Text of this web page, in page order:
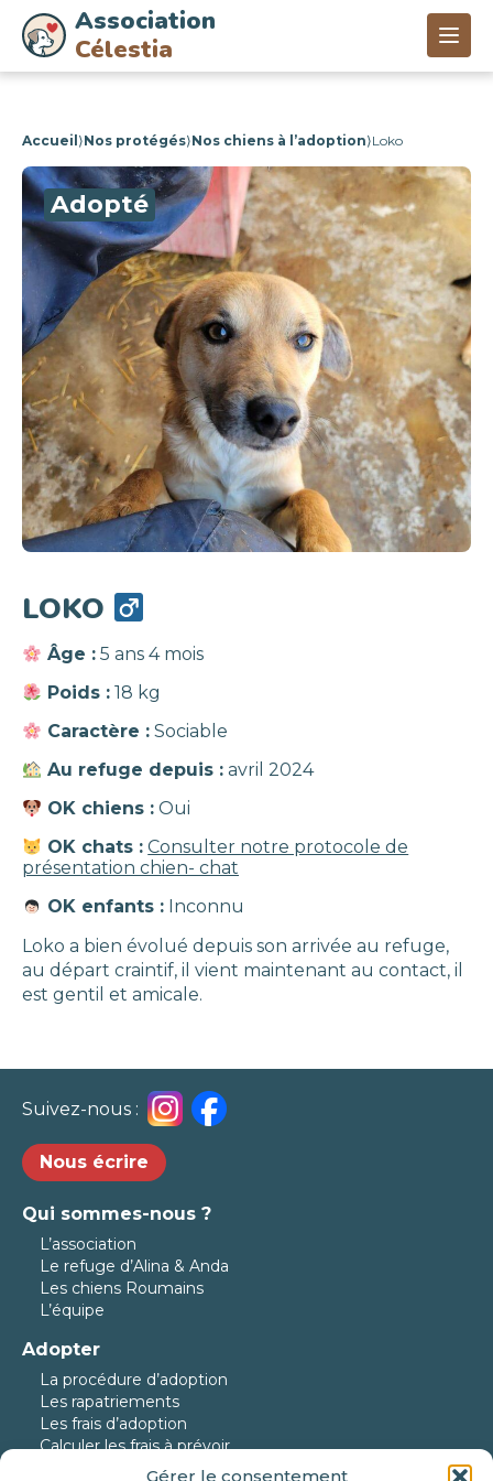
Gérer le consentement
Association
Célestia
Accueil ⟩Nos protégés⟩Nos chiens à l’adoption⟩Loko
Adopté
LOKO
Âge : 5 ans 4 mois
Poids : 18 kg
Caractère : Sociable
Au refuge depuis : avril 2024
OK chiens : Oui
OK chats : Consulter notre protocole de
présentation chien- chat
OK enfants : Inconnu
Loko a bien évolué depuis son arrivée au refuge,
au départ craintif, il vient maintenant au contact, il
est gentil et amicale.
Suivez-nous :
Nous écrire
Qui sommes-nous ?
L’association
Le refuge d’Alina & Anda
Les chiens Roumains
L’équipe
Adopter
La procédure d’adoption
Les rapatriements
Les frais d’adoption
Calculer les frais à prévoir